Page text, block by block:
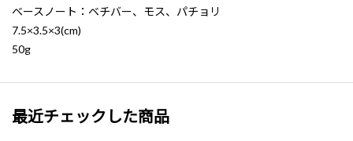
ベースノート：ベチバー、モス、パチョリ
7.5×3.5×3(cm)
50g
最近チェックした商品